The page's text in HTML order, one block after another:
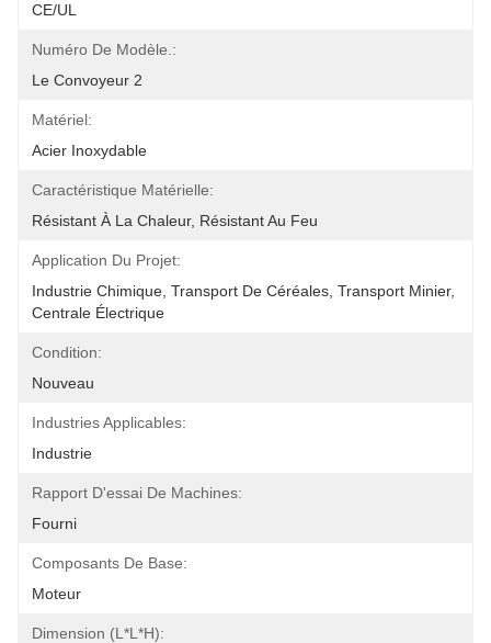
CE/UL
Numéro De Modèle.:
Le Convoyeur 2
Matériel:
Acier Inoxydable
Caractéristique Matérielle:
Résistant À La Chaleur, Résistant Au Feu
Application Du Projet:
Industrie Chimique, Transport De Céréales, Transport Minier,
Centrale Électrique
Condition:
Nouveau
Industries Applicables:
Industrie
Rapport D'essai De Machines:
Fourni
Composants De Base:
Moteur
Dimension (l*l*h):